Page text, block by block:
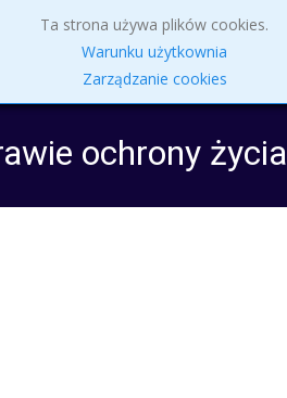
Intencje Mszalne 27.07 –
ochrony życia
Ta strona używa plików cookies.
Warunku użytkownia
Zarządzanie cookies